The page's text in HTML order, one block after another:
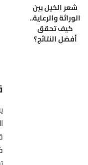
شعر الخيل بين
الوراثة والرعاية..
كيف تحقق
أفضل النتائج؟